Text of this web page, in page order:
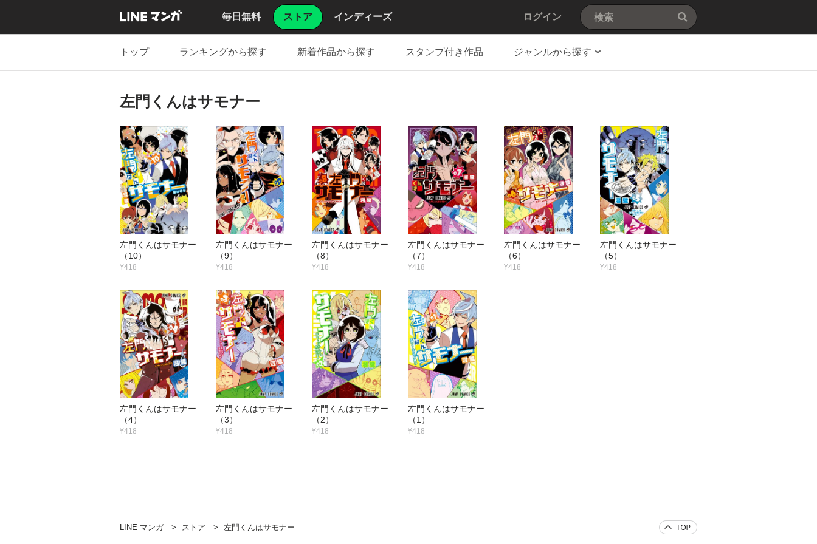
毎日無料 ストア インディーズ ログイン
トップ ランキングから探す 新着作品から探す スタンプ付き作品 ジャンルから探す
左門くんはサモナー
左門くんはサモナー
（10）
¥418
左門くんはサモナー
（9）
¥418
左門くんはサモナー
（8）
¥418
左門くんはサモナー
（7）
¥418
左門くんはサモナー
（6）
¥418
左門くんはサモナー
（5）
¥418
左門くんはサモナー
（4）
¥418
左門くんはサモナー
（3）
¥418
左門くんはサモナー
（2）
¥418
左門くんはサモナー
（1）
¥418
LINE マンガ ストア 左門くんはサモナー